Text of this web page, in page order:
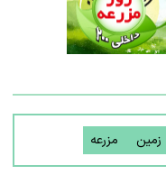
زمین مزرعه